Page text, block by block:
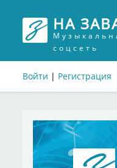
НА
соцсеть
Войти | Регистрация